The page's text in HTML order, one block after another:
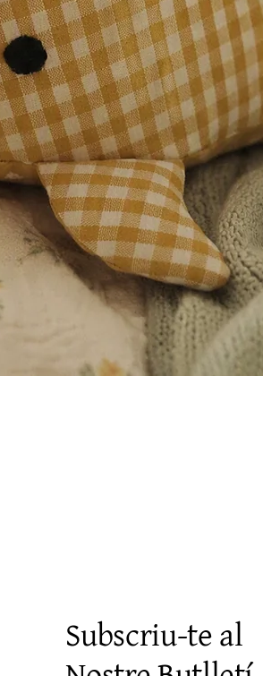
Subscriu-te al